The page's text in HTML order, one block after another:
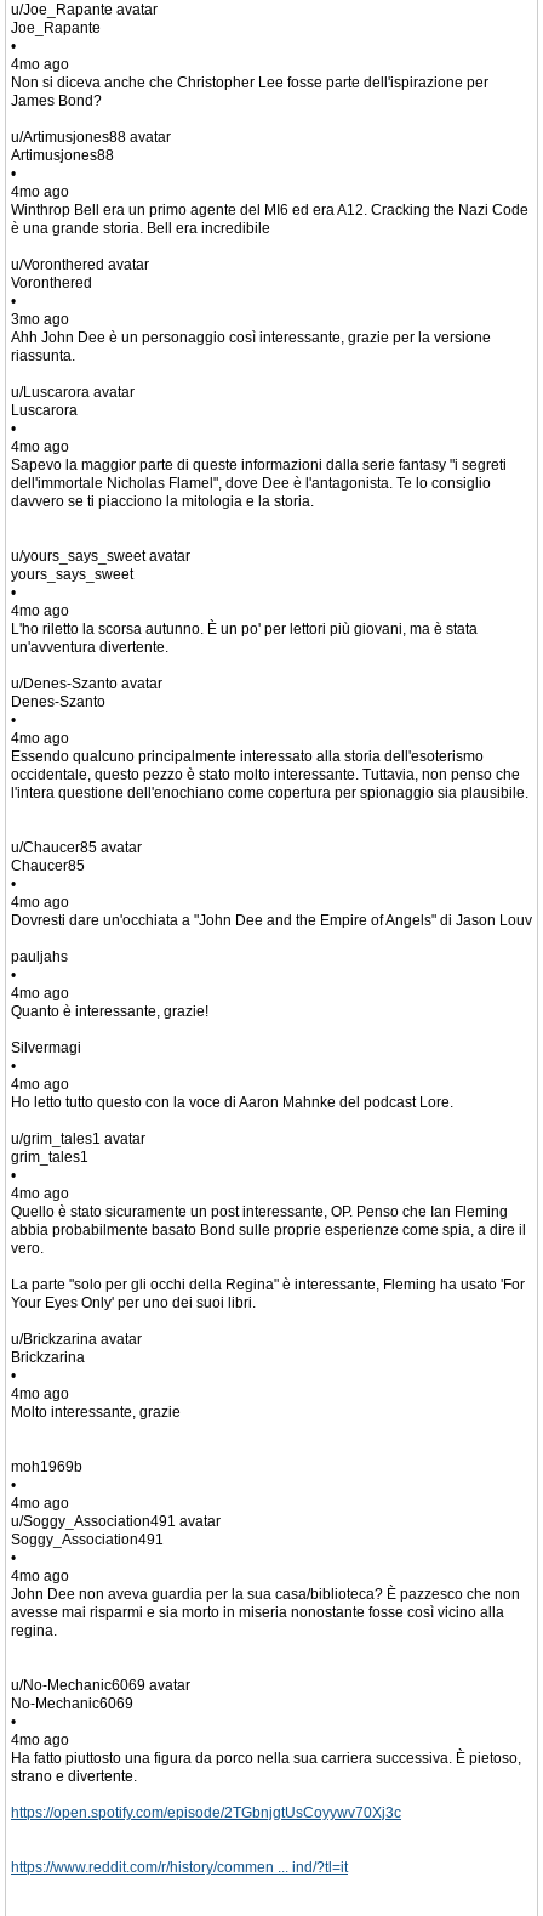
u/Joe_Rapante avatar
Joe_Rapante
•
4mo ago
Non si diceva anche che Christopher Lee fosse parte dell'ispirazione per
James Bond?
u/Artimusjones88 avatar
Artimusjones88
•
4mo ago
Winthrop Bell era un primo agente del MI6 ed era A12. Cracking the Nazi Code
è una grande storia. Bell era incredibile
u/Voronthered avatar
Voronthered
•
3mo ago
Ahh John Dee è un personaggio così interessante, grazie per la versione
riassunta.
u/Luscarora avatar
Luscarora
•
4mo ago
Sapevo la maggior parte di queste informazioni dalla serie fantasy "i segreti
dell'immortale Nicholas Flamel", dove Dee è l'antagonista. Te lo consiglio
davvero se ti piacciono la mitologia e la storia.
u/yours_says_sweet avatar
yours_says_sweet
•
4mo ago
L'ho riletto la scorsa autunno. È un po' per lettori più giovani, ma è stata
un'avventura divertente.
u/Denes-Szanto avatar
Denes-Szanto
•
4mo ago
Essendo qualcuno principalmente interessato alla storia dell'esoterismo
occidentale, questo pezzo è stato molto interessante. Tuttavia, non penso che
l'intera questione dell'enochiano come copertura per spionaggio sia plausibile.
u/Chaucer85 avatar
Chaucer85
•
4mo ago
Dovresti dare un'occhiata a "John Dee and the Empire of Angels" di Jason Louv
pauljahs
•
4mo ago
Quanto è interessante, grazie!
Silvermagi
•
4mo ago
Ho letto tutto questo con la voce di Aaron Mahnke del podcast Lore.
u/grim_tales1 avatar
grim_tales1
•
4mo ago
Quello è stato sicuramente un post interessante, OP. Penso che Ian Fleming
abbia probabilmente basato Bond sulle proprie esperienze come spia, a dire il
vero.
La parte "solo per gli occhi della Regina" è interessante, Fleming ha usato 'For
Your Eyes Only' per uno dei suoi libri.
u/Brickzarina avatar
Brickzarina
•
4mo ago
Molto interessante, grazie
moh1969b
•
4mo ago
u/Soggy_Association491 avatar
Soggy_Association491
•
4mo ago
John Dee non aveva guardia per la sua casa/biblioteca? È pazzesco che non
avesse mai risparmi e sia morto in miseria nonostante fosse così vicino alla
regina.
u/No-Mechanic6069 avatar
No-Mechanic6069
•
4mo ago
Ha fatto piuttosto una figura da porco nella sua carriera successiva. È pietoso,
strano e divertente.
https://open.spotify.com/episode/2TGbnjgtUsCoyywv70Xj3c
https://www.reddit.com/r/history/commen ... ind/?tl=it